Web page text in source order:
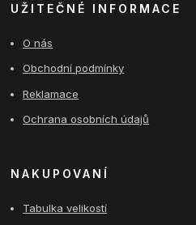
UŽITEČNÉ INFORMACE
O nás
Obchodní podmínky
Reklamace
Ochrana osobních údajů
NAKUPOVANÍ
Tabulka velikostí